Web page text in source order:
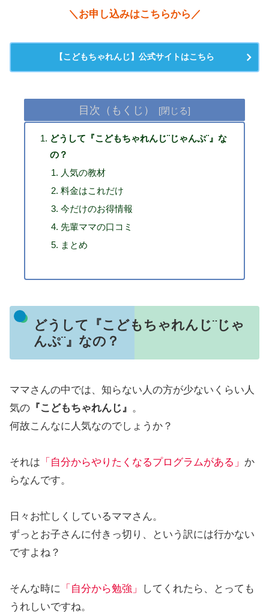
＼お申し込みはこちらから／
【こどもちゃれんじ】公式サイトはこちら
目次（もくじ）
どうして『こどもちゃれんじ¨じゃんぷ¨』な
の？
人気の教材
料金はこれだけ
今だけのお得情報
先輩ママの口コミ
まとめ
どうして『こどもちゃれんじ¨じゃ
んぷ¨』なの？
ママさんの中では、知らない人の方が少ないくらい人
気の 『こどもちゃれんじ』 。
何故こんなに人気なのでしょうか？
それは 「自分からやりたくなるプログラムがある」 か
らなんです。
日々お忙しくしているママさん。
ずっとお子さんに付きっ切り、という訳には行かない
ですよね？
そんな時に 「自分から勉強」
してくれたら、とっても
うれしいですね。